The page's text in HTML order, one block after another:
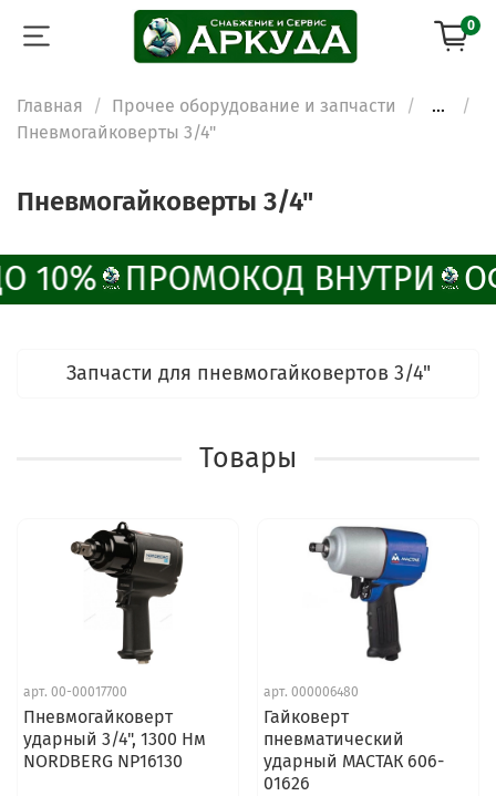
0
Главная Прочее оборудование и запчасти
...
Пневмогайковерты 3/4"
Пневмогайковерты 3/4"
10% ПРОМОКОД ВНУТРИ
Запчасти для пневмогайковертов 3/4"
Товары
арт. 00-00017700
Пневмогайковерт
ударный 3/4", 1300 Нм
NORDBERG NP16130
арт. 000006480
Гайковерт
пневматический
ударный МАСТАК 606-
01626